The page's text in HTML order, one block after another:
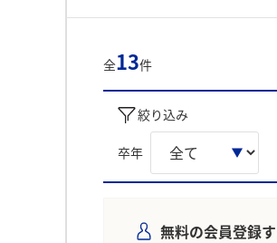
全13件
絞り込み
卒年
無料の会員登録